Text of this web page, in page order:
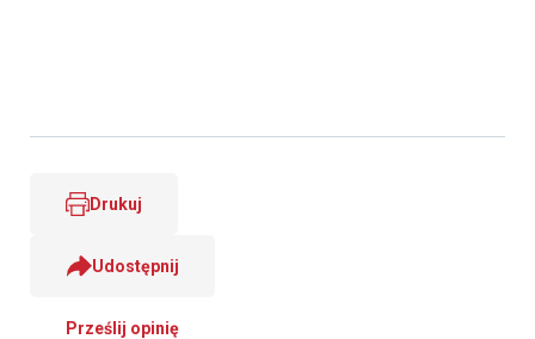
Drukuj
Udostępnij
Prześlij opinię